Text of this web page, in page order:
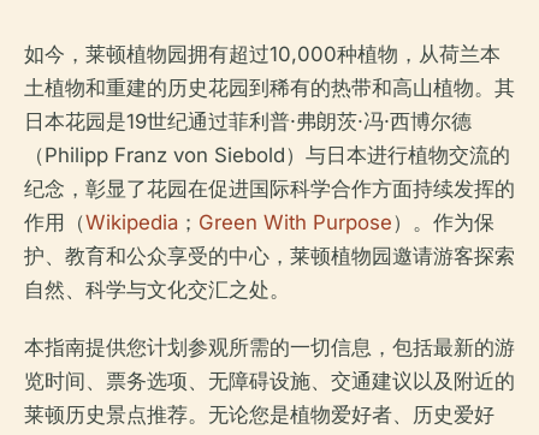
如今，莱顿植物园拥有超过10,000种植物，从荷兰本
土植物和重建的历史花园到稀有的热带和高山植物。其
日本花园是19世纪通过菲利普·弗朗茨·冯·西博尔德
（Philipp Franz von Siebold）与日本进行植物交流的
纪念，彰显了花园在促进国际科学合作方面持续发挥的
作用（Wikipedia ； Green With Purpose）。作为保
护、教育和公众享受的中心，莱顿植物园邀请游客探索
自然、科学与文化交汇之处。
本指南提供您计划参观所需的一切信息，包括最新的游
览时间、票务选项、无障碍设施、交通建议以及附近的
莱顿历史景点推荐。无论您是植物爱好者、历史爱好